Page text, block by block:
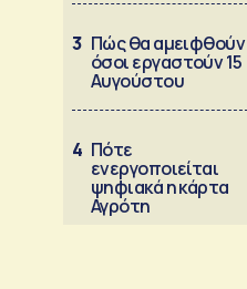
3 Πώς θα αμειφθούν
όσοι εργαστούν 15
Αυγούστου
4 Πότε
ενεργοποιείται
ψηφιακά η κάρτα
Αγρότη